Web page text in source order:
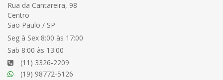
Rua da Cantareira, 98
Centro
São Paulo / SP
Seg à Sex 8:00 às 17:00
Sab 8:00 às 13:00
(11) 3326-2209
(19) 98772-5126